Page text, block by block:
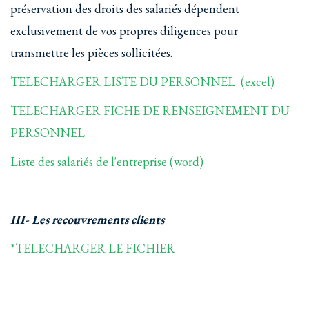
préservation des droits des salariés dépendent
exclusivement de vos propres diligences pour
transmettre les pièces sollicitées.
TELECHARGER LISTE DU PERSONNEL (excel)
TELECHARGER FICHE DE RENSEIGNEMENT DU
PERSONNEL
Liste des salariés de l'entreprise (word)
III- Les recouvrements clients
*TELECHARGER LE FICHIER